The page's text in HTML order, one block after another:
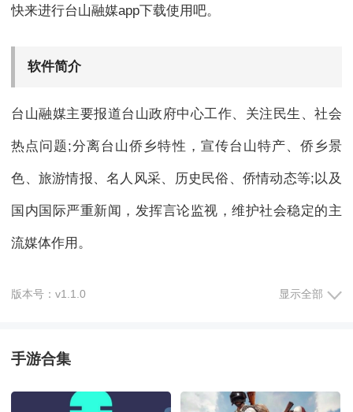
快来进行台山融媒app下载使用吧。
软件简介
台山融媒主要报道台山政府中心工作、关注民生、社会
热点问题;分离台山侨乡特性，宣传台山特产、侨乡景
色、旅游情报、名人风采、历史民俗、侨情动态等;以及
国内国际严重新闻，发挥言论监视，维护社会稳定的主
流媒体作用。
软件功能
版本号：v1.1.0 显示全部
手游合集